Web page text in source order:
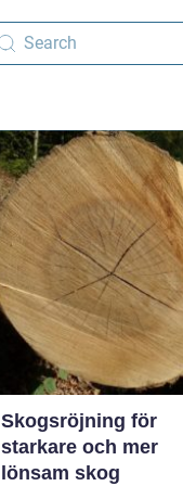
Skogsröjning för
starkare och mer
lönsam skog